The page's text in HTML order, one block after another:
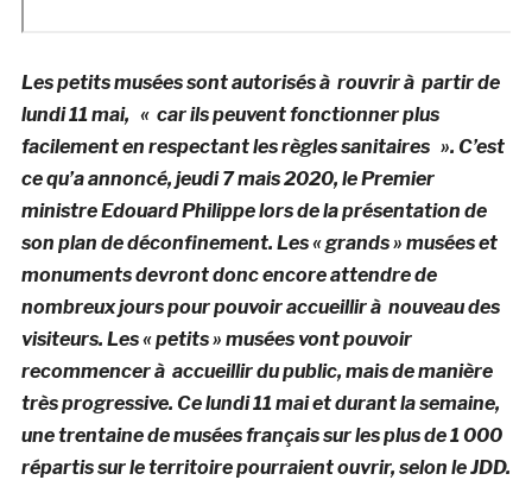
Les petits musées sont autorisés à rouvrir à partir de
lundi 11 mai, « car ils peuvent fonctionner plus
facilement en respectant les règles sanitaires ». C’est
ce qu’a annoncé, jeudi 7 mais 2020, le Premier
ministre Edouard Philippe lors de la présentation de
son plan de déconfinement. Les « grands » musées et
monuments devront donc encore attendre de
nombreux jours pour pouvoir accueillir à nouveau des
visiteurs. Les « petits » musées vont pouvoir
recommencer à accueillir du public, mais de manière
très progressive. Ce lundi 11 mai et durant la semaine,
une trentaine de musées français sur les plus de 1 000
répartis sur le territoire pourraient ouvrir, selon le JDD.